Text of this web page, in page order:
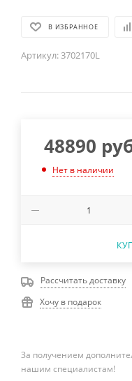
В ИЗБРАННОЕ
Артикул:3702170L
48890
Нет в наличии
Рассчитать доставку
Хочу в подарок
За получением
нашим специалистам!